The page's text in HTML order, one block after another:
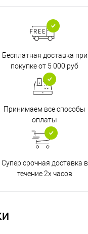
Бесплатная доставка при
покупке от 5 000 руб
Принимаем все способы
оплаты
Супер срочная доставка в
течение 2х часов